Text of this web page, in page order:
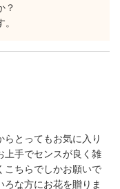
？
らとってもお気に入り
上手でセンスが良く雑
こちらでしかお願いで
ろな方にお花を贈りま